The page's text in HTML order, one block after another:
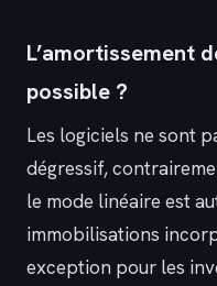
L’amortissement
possible ?
Les logiciels ne sont
dégressif,
le mode linéaire est
immobilisations
exception pour les